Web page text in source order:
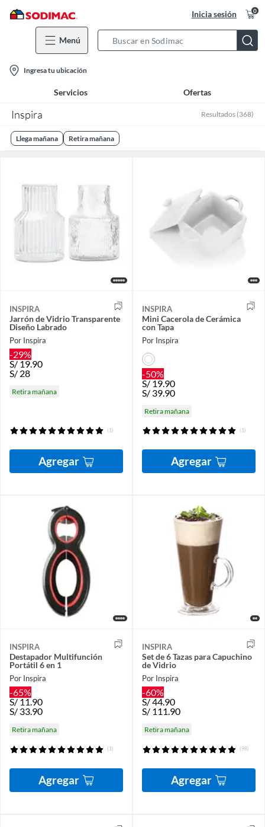
Inicia sesión 0
Menú
Bar
location-
icon
Ingresa tu ubicación
Servicios Ofertas
Inspira Resultados (368)
Llega mañana Retira mañana
INSPIRA
Jarrón de Vidrio Transparente
Diseño Labrado
Por Inspira
-29%
S/19.90
S/ 28
Retira mañana
(1)
Agregar
INSPIRA
Mini Cacerola de Cerámica
con Tapa
Por Inspira
-50%
S/19.90
S/ 39.90
Retira mañana
(1)
Agregar
INSPIRA
Destapador Multifunción
Portátil 6 en 1
Por Inspira
-65%
S/11.90
S/ 33.90
Retira mañana
(1)
Agregar
INSPIRA
Set de 6 Tazas para Capuchino
de Vidrio
Por Inspira
-60%
S/44.90
S/ 111.90
Retira mañana
(98)
Agregar